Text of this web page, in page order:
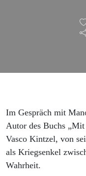
Im Gespräch mit
Autor des Buchs
Vasco Kintzel, von
als Kriegsenkel
Wahrheit.